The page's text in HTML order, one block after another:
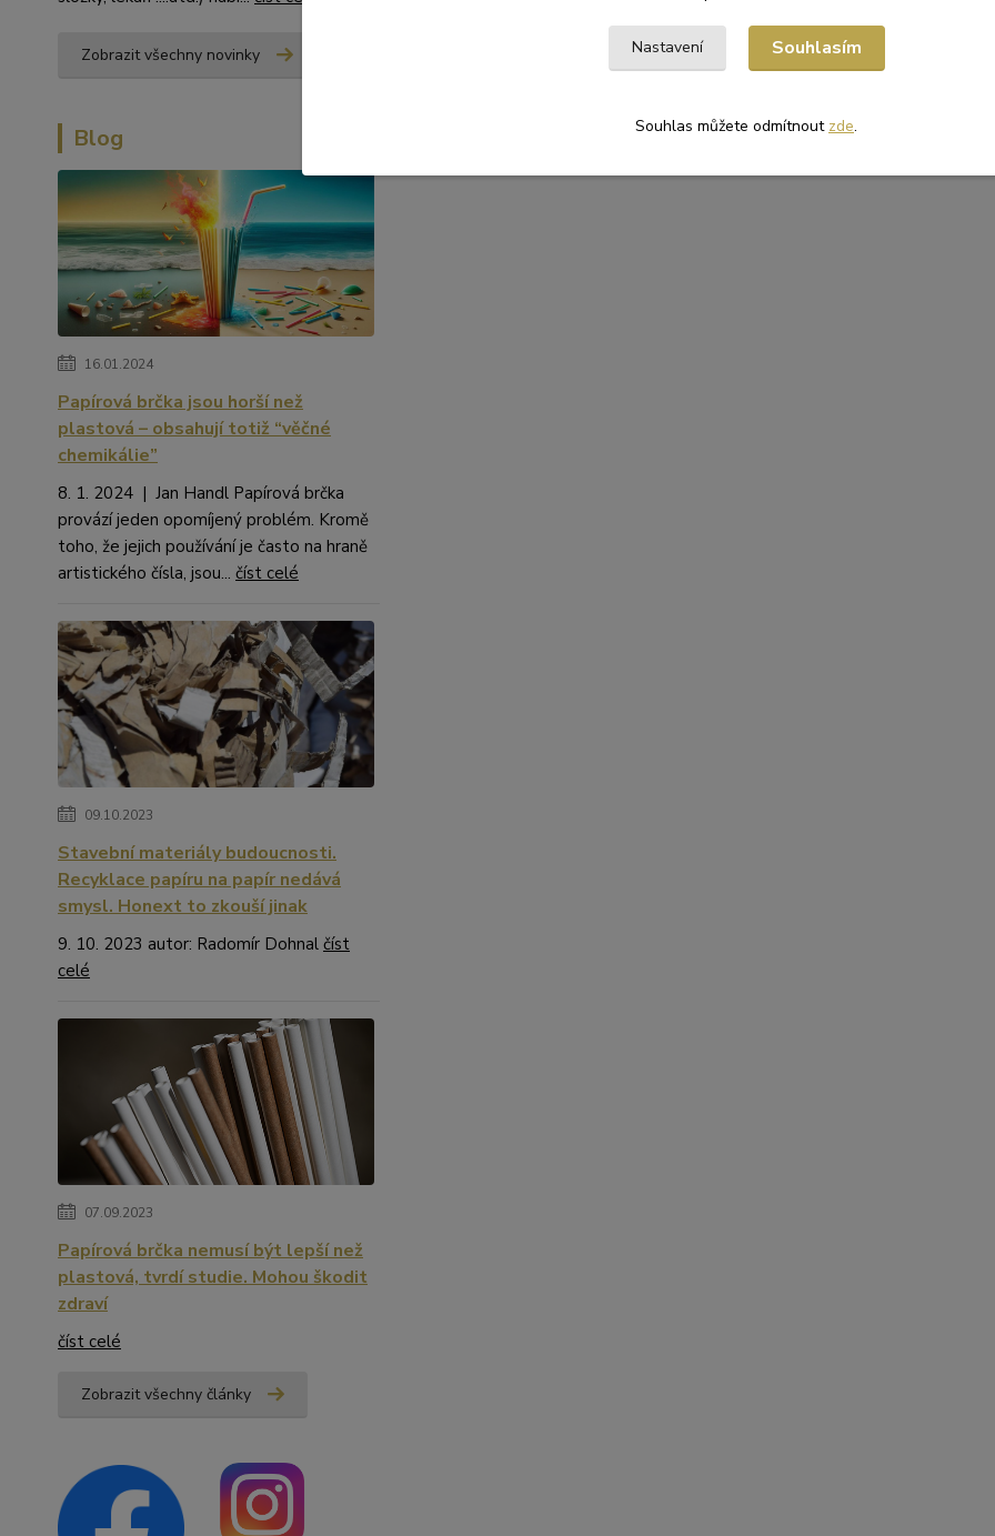
Zobrazit všechny novinky
Blog
16.01.2024
Papírová brčka jsou horší než
plastová – obsahují totiž “věčné
chemikálie”
8. 1. 2024 | Jan Handl Papírová brčka
provází jeden opomíjený problém. Kromě
toho, že jejich používání je často na hraně
artistického čísla, jsou... číst celé
09.10.2023
Stavební materiály budoucnosti.
Recyklace papíru na papír nedává
smysl. Honext to zkouší jinak
9. 10. 2023 autor: Radomír Dohnal číst
celé
07.09.2023
Papírová brčka nemusí být lepší než
plastová, tvrdí studie. Mohou škodit
zdraví
číst celé
Zobrazit všechny články
JEDNORÁZOVÉ NÁDOBÍ Kelímky krystal
Nastavení Souhlasím
Souhlas můžete odmítnout zde.